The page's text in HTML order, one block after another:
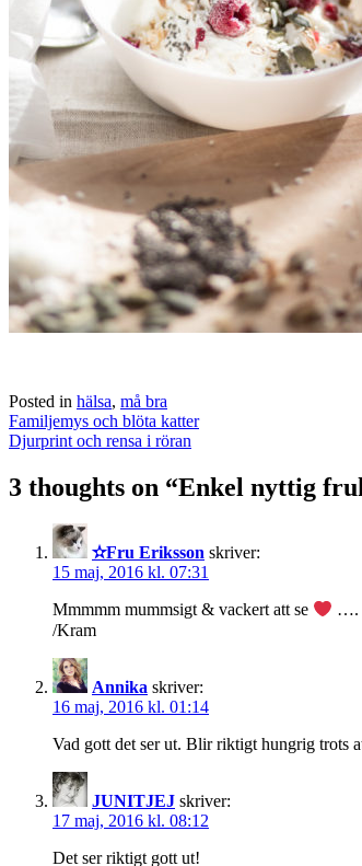
Posted in hälsa, må bra
Post
navigation
Familjemys och blöta katter
Djurprint och rensa i röran
3 thoughts on “Enkel nyttig
✫Fru Eriksson skriver:
15 maj, 2016 kl. 07:31
Mmmmm mummsigt & vackert att se
….
/Kram
Annika skriver:
16 maj, 2016 kl. 01:14
Vad gott det ser ut. Blir riktigt hungrig trots
JUNITJEJ skriver:
17 maj, 2016 kl. 08:12
Det ser riktigt gott ut!